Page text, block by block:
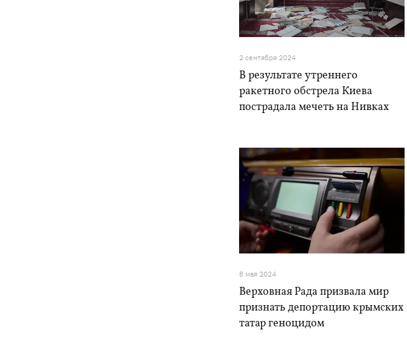
2 сентября 2024
В результате утреннего
ракетного обстрела Киева
пострадала мечеть на Нивках
8 мая 2024
Верховная Рада призвала мир
признать депортацию крымских
татар геноцидом